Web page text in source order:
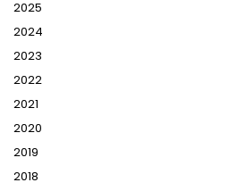
2025
2024
2023
2022
2021
2020
2019
2018